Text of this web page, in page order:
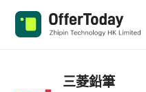
三菱鉛筆